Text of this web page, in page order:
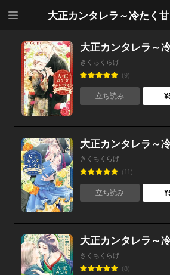
大正カンタレラ～冷たく
きくちくらげ
(9)
立ち読み
きくちくらげ
(11)
立ち読み
きくちくらげ
(8)